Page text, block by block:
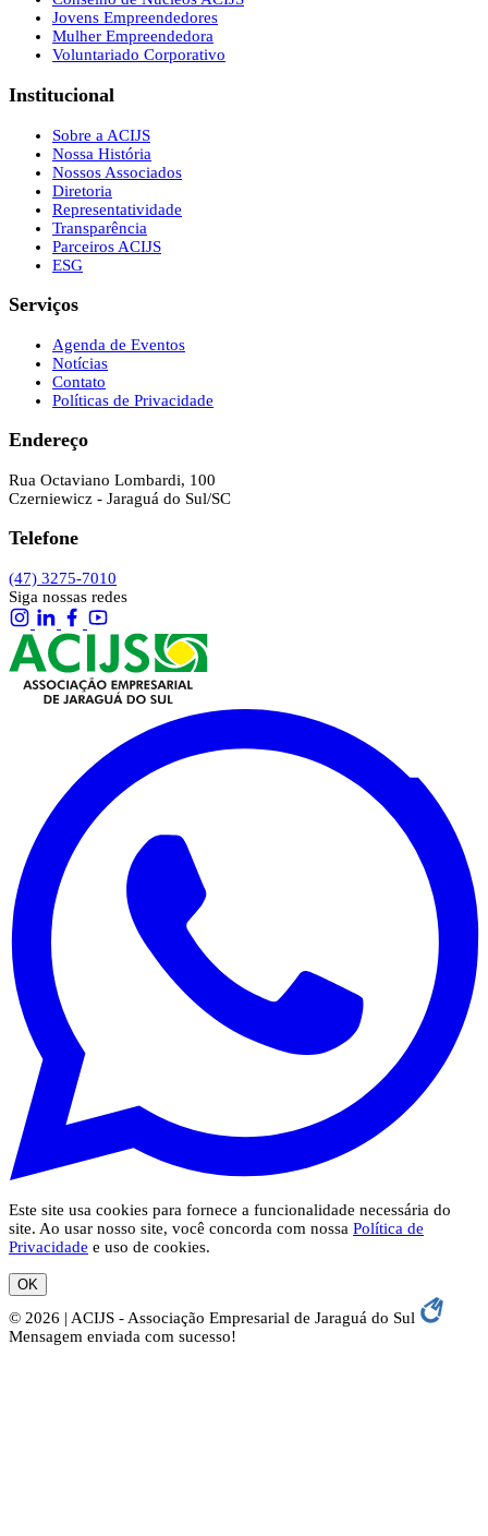
Jovens Empreendedores
Mulher Empreendedora
Voluntariado Corporativo
Institucional
Sobre a ACIJS
Nossa História
Nossos Associados
Diretoria
Representatividade
Transparência
Parceiros ACIJS
ESG
Serviços
Agenda de Eventos
Notícias
Contato
Políticas de Privacidade
Endereço
Rua Octaviano Lombardi, 100
Czerniewicz - Jaraguá do Sul/SC
Telefone
(47) 3275-7010
Siga nossas redes
Este site usa cookies para fornece a funcionalidade necessária do
site. Ao usar nosso site, você concorda com nossa Política de
Privacidade e uso de cookies.
OK
© 2026 | ACIJS - Associação Empresarial de Jaraguá do Sul
Mensagem enviada com sucesso!